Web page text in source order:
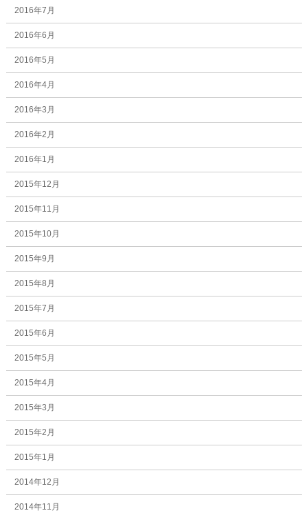
2016年7月
2016年6月
2016年5月
2016年4月
2016年3月
2016年2月
2016年1月
2015年12月
2015年11月
2015年10月
2015年9月
2015年8月
2015年7月
2015年6月
2015年5月
2015年4月
2015年3月
2015年2月
2015年1月
2014年12月
2014年11月